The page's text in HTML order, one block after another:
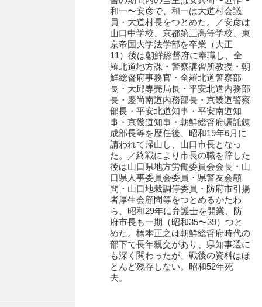
阿武家文書（美祢市）
阿武家文書(美祢市２)
阿武孝太郎文書
飯田家文書（福岡県）
池田邦夫所蔵文書
石井丈若撮影写真
石田家文書（徳山市）
石田家文書（山口市）
和一〜安彦で、和一は大道村会議
員・大道村長をつとめた。／安彦は
山口中学校、京都第三高等学校、東
京帝国大学法学部を卒業（大正
11）後は朝鮮総督府に奉職し、全
羅北道地方課・警察講習所教授・朝
鮮総督府事務官・全羅北道警察部
長・大邱専売局長・平安北道内務部
長・慶尚南道内務部長・京畿道警察
部長・平安北道知事・平安南道知
事・京畿道知事・朝鮮総督府嘱託錬
成部長等を歴任後、昭和19年6月に
請われて帰山し、山口市長となっ
た。／終戦により市長の職を辞した
後は山口県地方労働委員会会長・山
口県人事委員会委員・県警友会顧
問・山口地裁調停委員・防府市引揚
者厚生会顧問等をつとめるかたわ
ら、昭和29年に弁護士を開業、防
府市長も一期（昭和35〜39）つと
めた。橋本正之は朝鮮総督府時代の
部下で長年親交があり、県知事選に
も深く関わったが、戦後の資料はほ
とんど残存しない。昭和52年死
去。